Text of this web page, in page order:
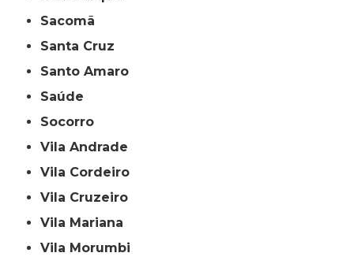
Sacomã
Santa Cruz
Santo Amaro
Saúde
Socorro
Vila Andrade
Vila Cordeiro
Vila Cruzeiro
Vila Mariana
Vila Morumbi